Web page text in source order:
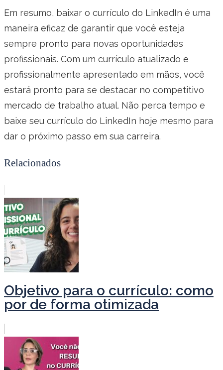
Em resumo, baixar o currículo do LinkedIn é uma
maneira eficaz de garantir que você esteja
sempre pronto para novas oportunidades
profissionais. Com um currículo atualizado e
profissionalmente apresentado em mãos, você
estará pronto para se destacar no competitivo
mercado de trabalho atual. Não perca tempo e
baixe seu currículo do LinkedIn hoje mesmo para
dar o próximo passo em sua carreira.
Relacionados
Objetivo para o currículo: como
por de forma otimizada